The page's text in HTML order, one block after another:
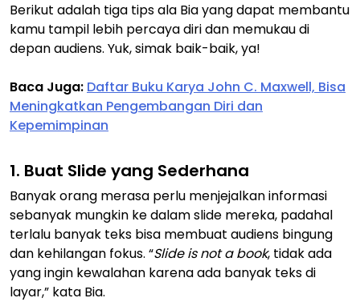
Berikut adalah tiga tips ala Bia yang dapat membantu
kamu tampil lebih percaya diri dan memukau di
depan audiens. Yuk, simak baik-baik, ya!
Baca Juga: Daftar Buku Karya John C. Maxwell, Bisa
Meningkatkan Pengembangan Diri dan
Kepemimpinan
1. Buat Slide yang Sederhana
Banyak orang merasa perlu menjejalkan informasi
sebanyak mungkin ke dalam slide mereka, padahal
terlalu banyak teks bisa membuat audiens bingung
dan kehilangan fokus. “Slide is not a book, tidak ada
yang ingin kewalahan karena ada banyak teks di
layar,” kata Bia.